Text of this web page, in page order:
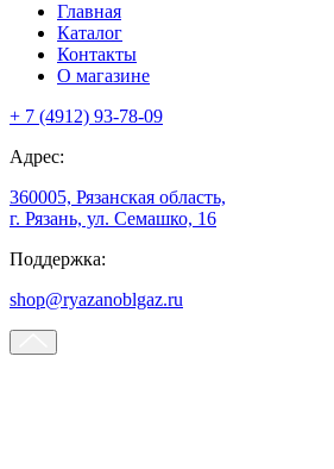
Главная
Каталог
Контакты
О магазине
+ 7 (4912) 93-78-09
Адрес:
360005, Рязанская область,
г. Рязань, ул. Семашко, 16
Поддержка:
shop@ryazanoblgaz.ru